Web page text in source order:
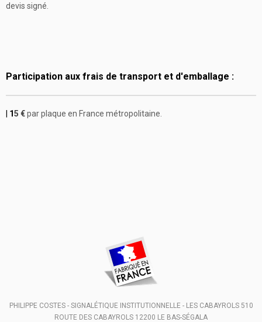
devis signé.
Participation aux frais de transport et d'emballage :
15 €par plaque en France métropolitaine.
PHILIPPE COSTES - SIGNALÉTIQUE INSTITUTIONNELLE - LES CABAYROLS 510
ROUTE DES CABAYROLS 12200 LE BAS-SÉGALA